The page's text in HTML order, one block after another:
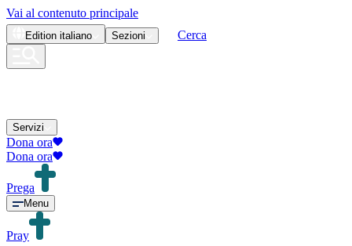
Vai al contenuto principale
Edition italiano Sezioni Cerca
Servizi
Dona ora
Dona ora
Prega
Menu
Pray